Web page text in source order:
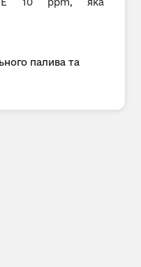
10 ppm, яка
палива та